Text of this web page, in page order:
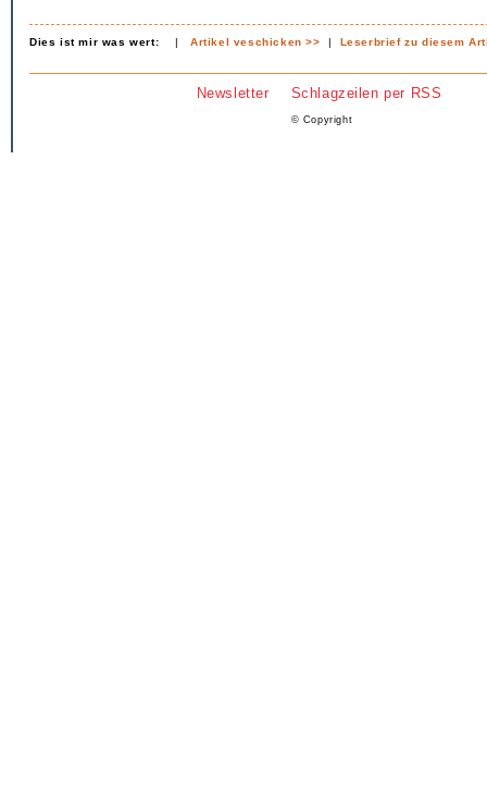
Dies ist mir was wert: |Artikel veschicken >> | Leserbrief zu diesem
Newsletter Schlagzeilen per RSS
© Copyright